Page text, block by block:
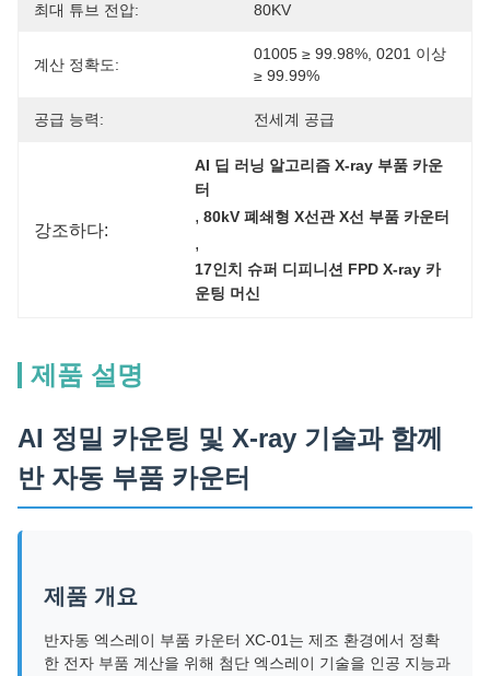
최대 튜브 전압: 80KV
계산 정확도:
01005 ≥ 99.98%, 0201 이상
≥ 99.99%
공급 능력: 전세계 공급
강조하다:
AI 딥 러닝 알고리즘 X-ray 부품 카운
터
, 80kV 폐쇄형 X선관 X선 부품 카운터
,
17인치 슈퍼 디피니션 FPD X-ray 카
운팅 머신
제품 설명
AI 정밀 카운팅 및 X-ray 기술과 함께
반 자동 부품 카운터
제품 개요
반자동 엑스레이 부품 카운터 XC-01는 제조 환경에서 정확
한 전자 부품 계산을 위해 첨단 엑스레이 기술을 인공 지능과